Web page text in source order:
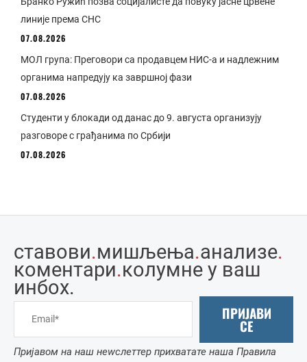
линије према СНС
07.08.2026
МОЛ група: Преговори са продавцем НИС-а и надлежним
органима напредују ка завршној фази
07.08.2026
Студенти у блокади од данас до 9. августа организују
разговоре с грађанима по Србији
07.08.2026
ставови.мишљења.анализе.
коментари.колумне у ваш
инбоx.
ПРИЈАВИ
СЕ
Пријавом на наш неwслеттер прихватате наша Правила